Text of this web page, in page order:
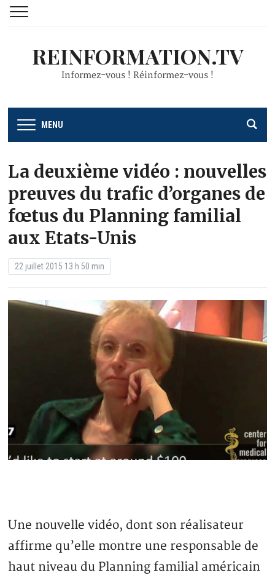
REINFORMATION.TV
Informez-vous ! Réinformez-vous !
MENU
La deuxième vidéo : nouvelles
preuves du trafic d’organes de
fœtus du Planning familial
aux Etats-Unis
22 juillet 2015 13 h 50 min
Une nouvelle vidéo, dont son réalisateur
affirme qu’elle montre une responsable de
haut niveau du Planning familial américain